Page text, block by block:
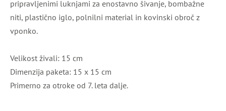
pripravljenimi luknjami za enostavno šivanje, bombažne
niti, plastično iglo, polnilni material in kovinski obroč z
vponko.
Velikost živali: 15 cm
Dimenzija paketa: 15 x 15 cm
Primerno za otroke od 7. leta dalje.